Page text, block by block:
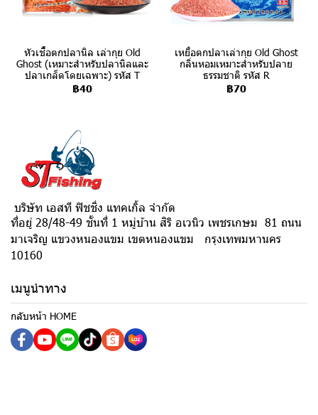
หัวเชื้อตกปลานิล เล่ากุย Old
Ghost (เหมาะสำหรับปลานิลและ
ปลาเกล็ดโดยเฉพาะ) รหัส T
฿40
เหยื่อตกปลาเล่ากุย Old Ghost
กลิ่นหอมเหมาะสำหรับปลาย
ธรรมชาติ รหัส R
฿70
บริษัท เอสที ฟิชชิ่ง แทคเกิ้ล จำกัด
ที่อยู่ 28/48-49 ชั้นที่ 1 หมู่บ้าน สิริ อเวนิว เพชรเกษม 81 ถนน
มาเจริญ แขวงหนองแขม เขตหนองแขม กรุงเทพมหานคร
10160
เมนูนำทาง
กลับหน้า HOME